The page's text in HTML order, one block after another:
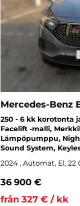
Mercedes-Benz
250 - 6 kk korotonta
Facelift -malli,
Lämpöpumppu,
Sound System,
2024 , Automat, El, 22
36 900 €
från 327 € / kk